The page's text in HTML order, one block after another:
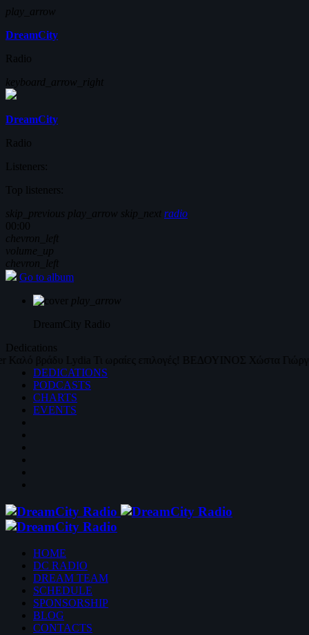
play_arrow
DreamCity
Radio
keyboard_arrow_right
DreamCity
Radio
Listeners:
Top listeners:
skip_previous play_arrow skip_next radio
00:00
chevron_left
volume_up
chevron_left
Go to album
play_arrow
DreamCity Radio
Dedications
Καλό βράδυ Lydia Τι ωραίες επιλογές! ΒΕΔΟΥΙΝΟΣ
Χώστα
DEDICATIONS
PODCASTS
CHARTS
EVENTS
HOME
DC RADIO
DREAM TEAM
SCHEDULE
SPONSORSHIP
BLOG
CONTACTS